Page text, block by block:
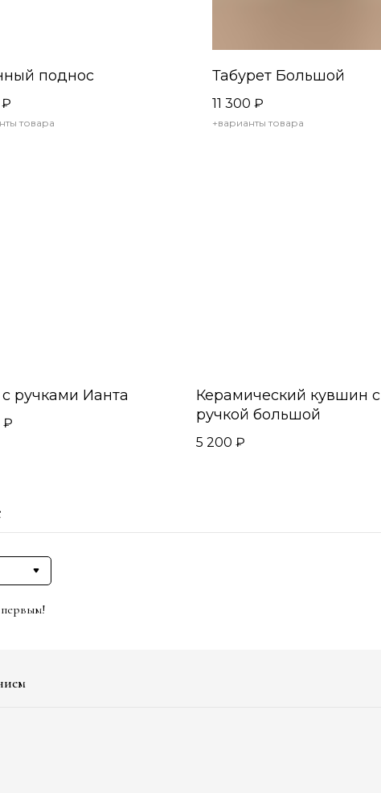
поднос
₽
товара
Табурет Большой
11 300 ₽
+варианты товара
ручками Ианта
₽
Керамический кувшин с
ручкой большой
5 200 ₽